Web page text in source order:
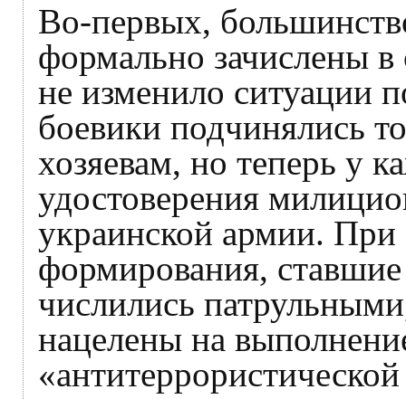
Во-первых,
формально зачислены
не изменило ситуации
боевики подчинялись
хозяевам, но теперь у
удостоверения
украинской армии. При
формирования,
числились
нацелены на